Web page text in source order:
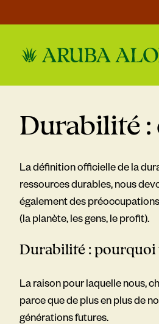
Durabilité :
La définition officielle de la
ressources durables, nous
également des
(la planète, les gens, le profit).
Durabilité :pourquoi
La raison pour laquelle nous,
parce que de plus en plus de
générations futures.